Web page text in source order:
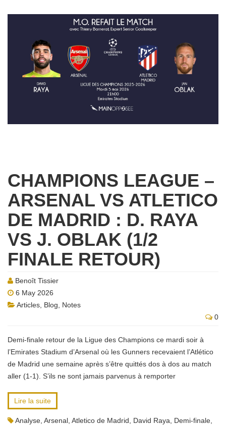
CHAMPIONS LEAGUE –
ARSENAL VS ATLETICO
DE MADRID : D. RAYA
VS J. OBLAK (1/2
FINALE RETOUR)
Benoît Tissier
6 May 2026
Articles Blog
Notes
0
Demi-finale retour de la Ligue des Champions ce mardi soir à
l’Emirates Stadium d’Arsenal où les Gunners recevaient l’Atlético
de Madrid une semaine après s’être quittés dos à dos au match
aller (1-1). S’ils ne sont jamais parvenus à remporter
Lire la suite
Analyse Arsenal Atletico de Madrid David Raya Demi-finale